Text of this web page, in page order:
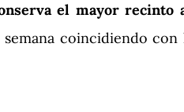
el mayor recinto
coincidiendo